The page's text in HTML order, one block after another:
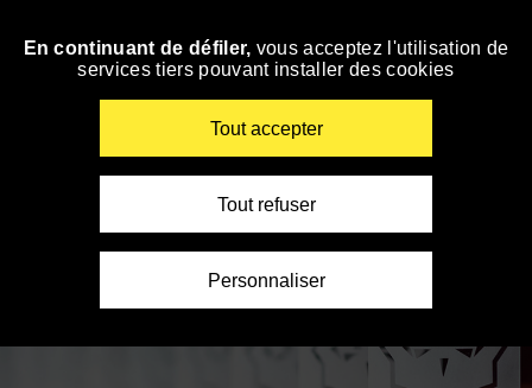
Skip
En continuant de défiler, vous acceptez l'utilisation de
services tiers pouvant installer des cookies
Tout accepter
Tout refuser
Personnaliser